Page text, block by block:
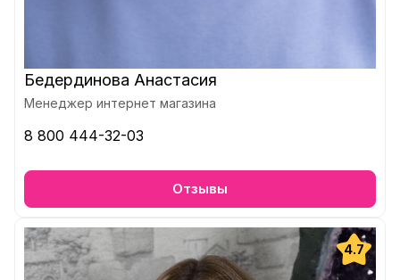
Бедердинова Анастасия
Менеджер интернет магазина
8 800 444-32-03
Отзывы
4.7